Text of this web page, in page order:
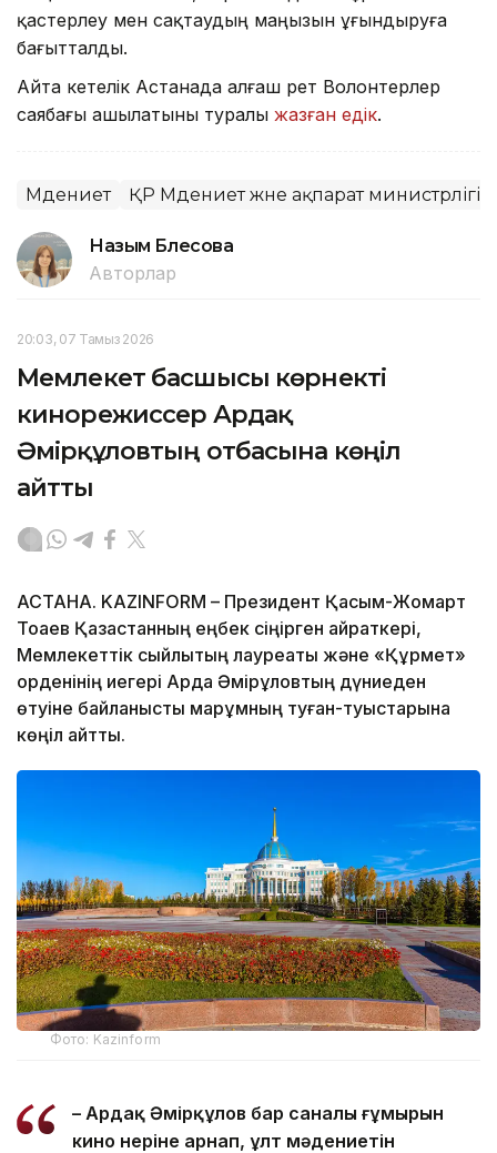
қастерлеу мен сақтаудың маңызын ұғындыруға
бағытталды.
Айта кетелік Астанада алғаш рет Волонтерлер
саябағы ашылатыны туралы жазған едік.
Мәдениет ҚР Мәдениет және ақпарат министрлігі
Назым Бөлесова
Авторлар
20:03, 07 Тамыз 2026
Мемлекет басшысы көрнекті
кинорежиссер Ардақ
Әмірқұловтың отбасына көңіл
айтты
АСТАНА. KAZINFORM – Президент Қасым-Жомарт
Тоқаев Қазақстанның еңбек сіңірген қайраткері,
Мемлекеттік сыйлықтың лауреаты және «Құрмет»
орденінің иегері Ардақ Әмірқұловтың дүниеден
өтуіне байланысты марқұмның туған-туыстарына
көңіл айтты.
Фото: Kazinform
– Ардақ Әмірқұлов бар саналы ғұмырын
кино өнеріне арнап, ұлт мәдениетін